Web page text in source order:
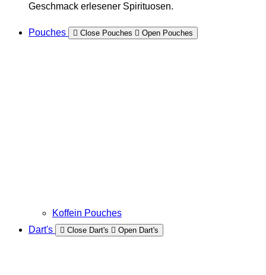
Geschmack erlesener Spirituosen.
Pouches Close Pouches Open Pouches
Koffein Pouches
Dart's
Close Dart's Open Dart's